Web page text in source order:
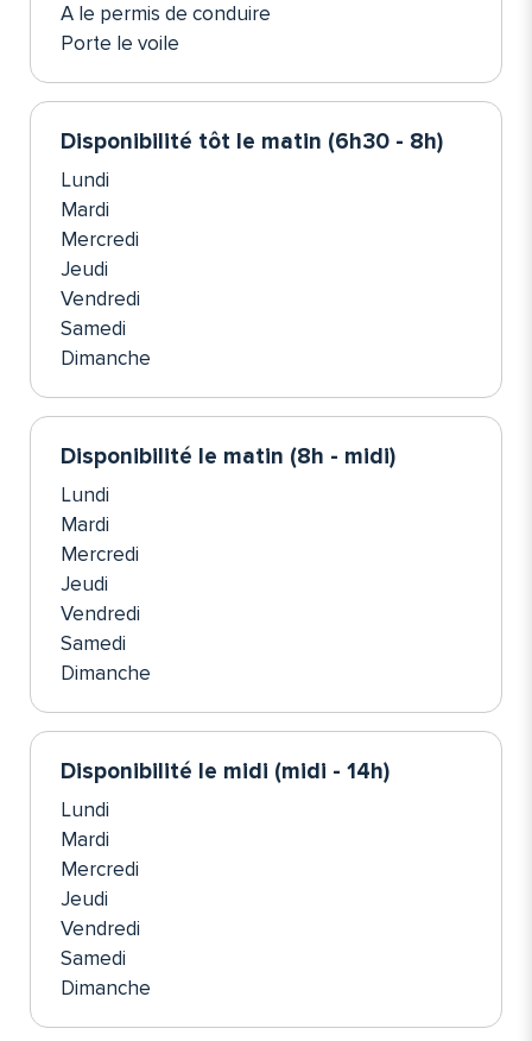
A le permis de conduire
Porte le voile
Disponibilité tôt le matin (6h30 - 8h)
Lundi
Mardi
Mercredi
Jeudi
Vendredi
Samedi
Dimanche
Disponibilité le matin (8h - midi)
Lundi
Mardi
Mercredi
Jeudi
Vendredi
Samedi
Dimanche
Disponibilité le midi (midi - 14h)
Lundi
Mardi
Mercredi
Jeudi
Vendredi
Samedi
Dimanche